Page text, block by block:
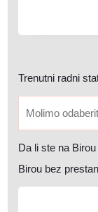
Trenutni radni
Molimo
Da li ste na
Birou bez